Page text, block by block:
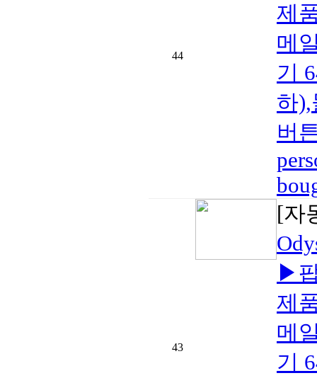
44
제
메
기
하
버
43
[자
▶
제
메
기